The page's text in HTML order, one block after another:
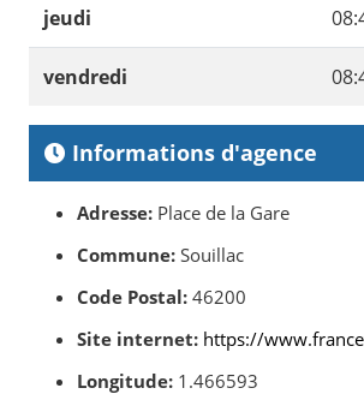
jeudi
vendredi
Informations d'agence
Adresse: Place de la Gare
Commune: Souillac
Code Postal: 46200
Site internet: https://
Longitude: 1.466593